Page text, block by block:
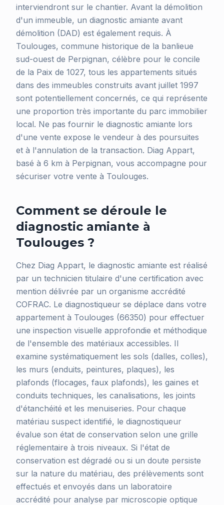
interviendront sur le chantier. Avant la démolition
d'un immeuble, un diagnostic amiante avant
démolition (DAD) est également requis. À
Toulouges, commune historique de la banlieue
sud-ouest de Perpignan, célèbre pour le concile
de la Paix de 1027, tous les appartements situés
dans des immeubles construits avant juillet 1997
sont potentiellement concernés, ce qui représente
une proportion très importante du parc immobilier
local. Ne pas fournir le diagnostic amiante lors
d'une vente expose le vendeur à des poursuites
et à l'annulation de la transaction. Diag Appart,
basé à 6 km à Perpignan, vous accompagne pour
sécuriser votre vente à Toulouges.
Comment se déroule le
diagnostic amiante à
Toulouges ?
Chez Diag Appart, le diagnostic amiante est réalisé
par un technicien titulaire d'une certification avec
mention délivrée par un organisme accrédité
COFRAC. Le diagnostiqueur se déplace dans votre
appartement à Toulouges (66350) pour effectuer
une inspection visuelle approfondie et méthodique
de l'ensemble des matériaux accessibles. Il
examine systématiquement les sols (dalles, colles),
les murs (enduits, peintures, plaques), les
plafonds (flocages, faux plafonds), les gaines et
conduits techniques, les canalisations, les joints
d'étanchéité et les menuiseries. Pour chaque
matériau suspect identifié, le diagnostiqueur
évalue son état de conservation selon une grille
réglementaire à trois niveaux. Si l'état de
conservation est dégradé ou si un doute persiste
sur la nature du matériau, des prélèvements sont
effectués et envoyés dans un laboratoire
accrédité pour analyse par microscopie optique